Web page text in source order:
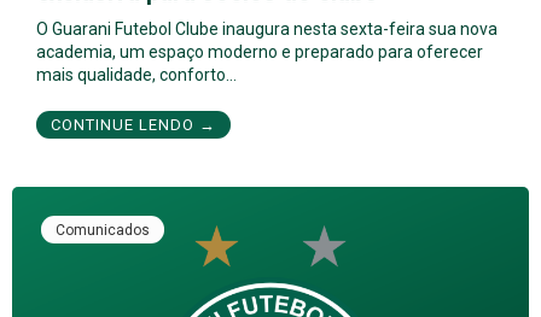
O Guarani Futebol Clube inaugura nesta sexta-feira sua nova
academia, um espaço moderno e preparado para oferecer
mais qualidade, conforto…
CONTINUE LENDO →
Comunicados